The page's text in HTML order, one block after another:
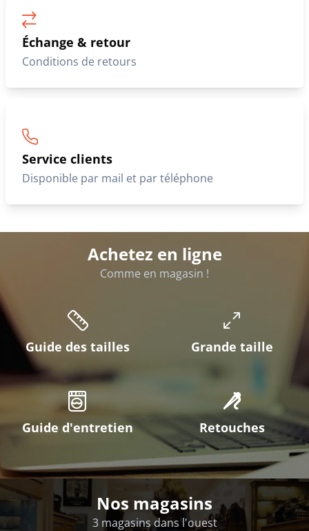
Échange & retour
Conditions de retours
Service clients
Disponible par mail et par téléphone
Achetez en ligne
Comme en magasin !
Guide des tailles Grande taille
Guide d'entretien Retouches
Nos magasins
3 magasins dans l'ouest